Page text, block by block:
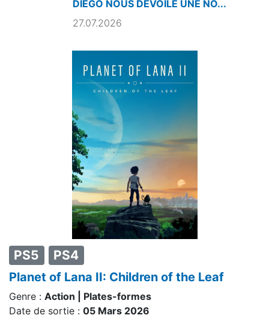
PS5 PS4
Planet of Lana II: Children of the Leaf
Genre : Action | Plates-formes
Date de sortie : 05 Mars 2026
DIEGO NOUS DÉVOILE UNE NO...
27.07.2026